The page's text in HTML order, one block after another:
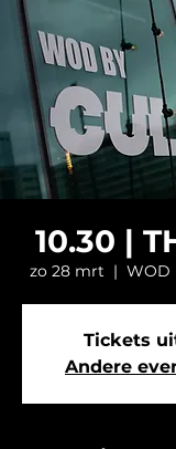
10.30 |
zo 28 mrt
  |
WOD
Tickets
Andere